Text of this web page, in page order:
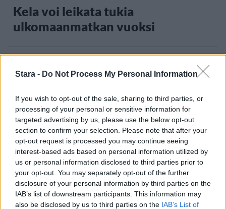
Stara - Do Not Process My Personal Information
If you wish to opt-out of the sale, sharing to third parties, or
processing of your personal or sensitive information for
targeted advertising by us, please use the below opt-out
section to confirm your selection. Please note that after your
opt-out request is processed you may continue seeing
interest-based ads based on personal information utilized by
us or personal information disclosed to third parties prior to
your opt-out. You may separately opt-out of the further
disclosure of your personal information by third parties on the
IAB’s list of downstream participants. This information may
also be disclosed by us to third parties on the IAB’s List of
Kela voi leikata tukia
ulkomaanmatkan vuoksi
3
UUTISET
F/A-18 Hornet jyrähtää ylilennolle
Jyväskylässä – katuja suljetaan